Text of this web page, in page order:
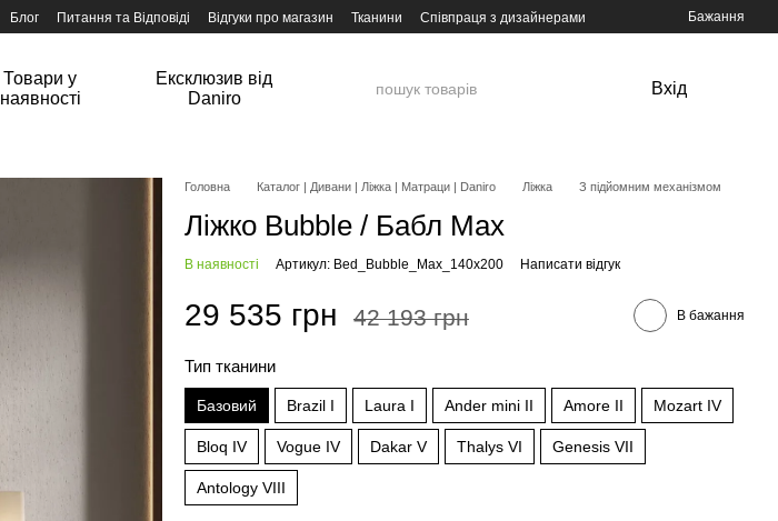
Блог Питання та Відповіді Відгуки про магазин Тканини Співпраця з дизайнерами Бажання
Товари у
наявності
Ексклюзив від
Daniro
Вхід
Головна Каталог | Дивани | Ліжка | Матраци | Daniro Ліжка З підйомним механізмом
Ліжко Bubble / Бабл Max
В наявності Артикул: Bed_Bubble_Max_140х200 Написати відгук
29 535 грн 42 193 грн В бажання
Тип тканини
Базовий Brazil I Laura I Ander mini II Amore II Mozart IV
Bloq IV Vogue IV Dakar V Thalys VI Genesis VII
Antology VIII